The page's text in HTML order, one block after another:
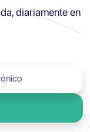
diariamente en